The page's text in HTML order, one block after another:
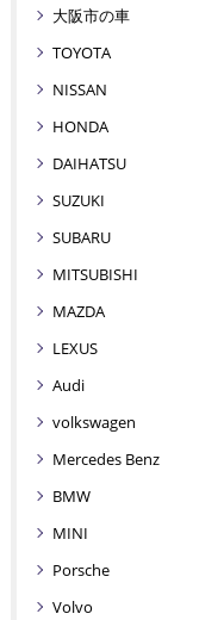
大阪市の車
TOYOTA
NISSAN
HONDA
DAIHATSU
SUZUKI
SUBARU
MITSUBISHI
MAZDA
LEXUS
Audi
volkswagen
Mercedes Benz
BMW
MINI
Porsche
Volvo